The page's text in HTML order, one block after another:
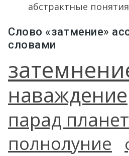
абстрактные
Слово «затмение»
словами
наваждение
парад планет
полнолуние